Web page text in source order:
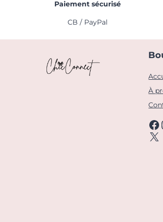
Paiement sécurisé
CB / PayPal
À
X